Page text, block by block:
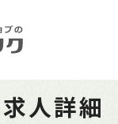
求人詳細